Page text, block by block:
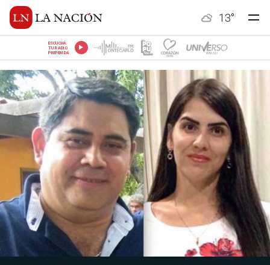
13°
ESCUCHÁ
TU RADIO
PREFERIDA